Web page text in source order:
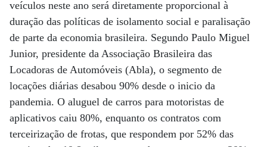
veículos neste ano será diretamente proporcional à
duração das políticas de isolamento social e paralisação
de parte da economia brasileira. Segundo Paulo Miguel
Junior, presidente da Associação Brasileira das
Locadoras de Automóveis (Abla), o segmento de
locações diárias desabou 90% desde o inicio da
pandemia. O aluguel de carros para motoristas de
aplicativos caiu 80%, enquanto os contratos com
terceirização de frotas, que respondem por 52% das